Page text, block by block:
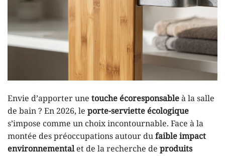
Envie d’apporter une touche écoresponsableà la salle
de bain ? En 2026, le porte-serviette écologique
s’impose comme un choix incontournable. Face à la
montée des préoccupations autour dufaible impact
environnementalet de la recherche de produits